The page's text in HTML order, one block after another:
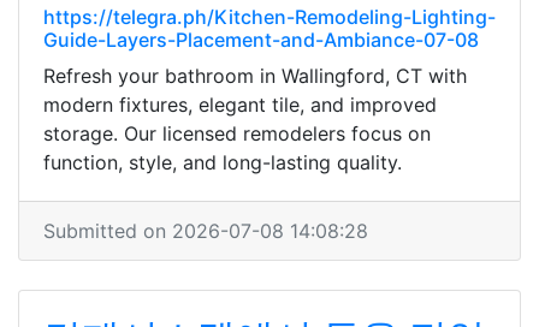
https://telegra.ph/Kitchen-Remodeling-Lighting-
Guide-Layers-Placement-and-Ambiance-07-08
Refresh your bathroom in Wallingford, CT with
modern fixtures, elegant tile, and improved
storage. Our licensed remodelers focus on
function, style, and long-lasting quality.
Submitted on 2026-07-08 14:08:28